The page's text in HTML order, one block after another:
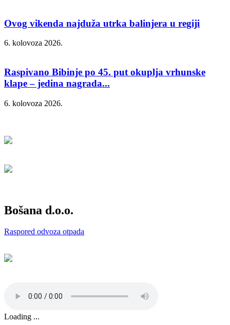
Ovog vikenda najduža utrka balinjera u regiji
6. kolovoza 2026.
Raspivano Bibinje po 45. put okuplja vrhunske
klape – jedina nagrada...
6. kolovoza 2026.
Bošana d.o.o.
Raspored odvoza otpada
Loading ...